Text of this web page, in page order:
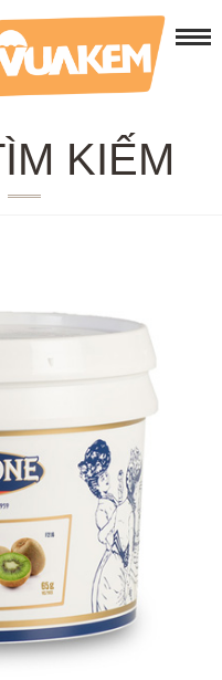
KIẾM